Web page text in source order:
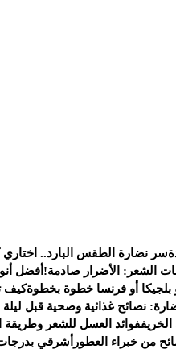
سر نضارة الطقس البارد..
الشعر: الأضرار صادمة! أفضل
أو فرنسا خطوة بخطوةكيف
نصائح غذائية وصحية قبل
فوائد العسل للشعر وطريقة
من خبراء العطور أشرقي